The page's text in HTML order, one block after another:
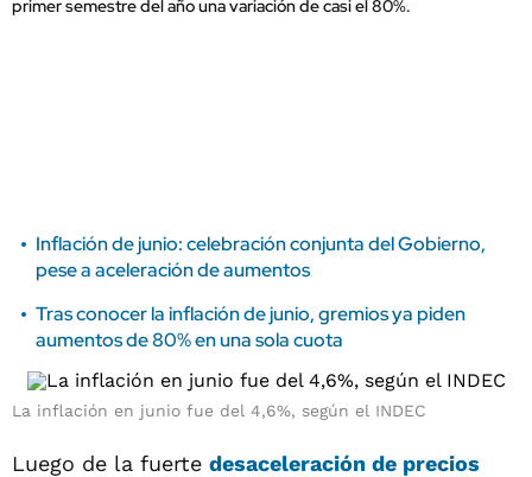
primer semestre del año una variación de casi el 80%.
Inflación de junio: celebración conjunta del Gobierno,
pese a aceleración de aumentos
Tras conocer la inflación de junio, gremios ya piden
aumentos de 80% en una sola cuota
La inflación en junio fue del 4,6%, según el INDEC
Luego de la fuerte desaceleración de precios